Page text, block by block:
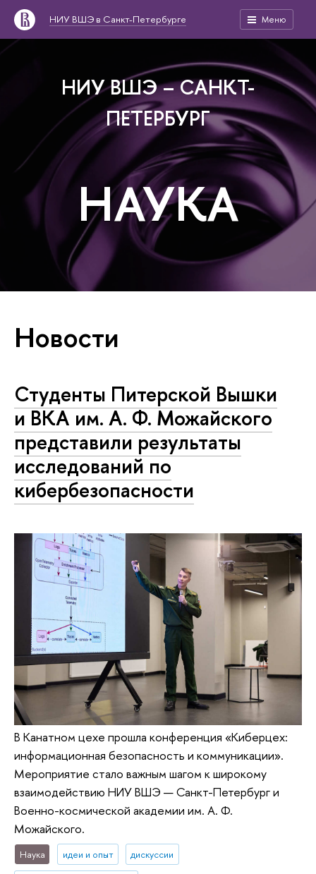
НИУ ВШЭ в Санкт-Петербурге Меню
НИУ ВШЭ – САНКТ-
ПЕТЕРБУРГ
НАУКА
Новости
Студенты Питерской Вышки
и ВКА им. А. Ф. Можайского
представили результаты
исследований по
кибербезопасности
В Канатном цехе прошла конференция «Киберцех:
информационная безопасность и коммуникации».
Мероприятие стало важным шагом к широкому
взаимодействию НИУ ВШЭ — Санкт-Петербург и
Военно-космической академии им. А. Ф.
Можайского.
Наука идеи и опыт дискуссии